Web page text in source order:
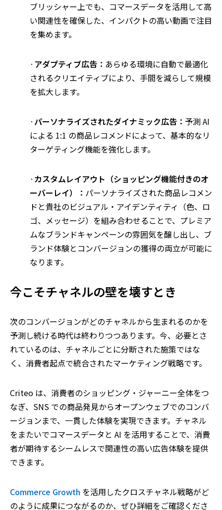
ブリッシャー上でも、コマースデータを活用して高
い関連性を確保した、インパクトの高い動画で注目
を集めます。
· アダプティブ広告： あらゆる環境に自動で最適化
されるクリエイティブにより、手間を減らして規模
を拡大します。
· パーソナライズされたダイナミック広告： 予測 AI
による 1:1 の商品レコメンドによって、基本的なリ
ターゲティング機能を強化します。
· カスタムレイアウト（ショッピング機能付きのオ
ーバーレイ）： パーソナライズされた商品レコメン
ドと貴社のビジュアル・アイデンティティ（色、ロ
ゴ、メッセージ）を組み合わせることで、プレミア
ムなブランドキャンペーンの雰囲気を醸し出し、ブ
ランド体験とコンバージョンの獲得の両立が可能に
なります。
今こそチャネルの壁を壊すとき
次のコンバージョンがどのチャネルから生まれるのかを
予測し続ける時代は終わりつつあります。今、必要とさ
れているのは、チャネルごとに分断された施策ではな
く、消費者起点で統合されたマーケティング戦略です。
Criteo は、消費者のショッピング・ジャーニー全体をつ
なぎ、SNS での商品発見からオープンウェブでのコンバ
ージョンまで、一貫した体験を実現できます。チャネル
をまたいでコマースデータと AI を活用することで、消費
者が期待するシームレスで関連性の高い広告体験を提供
できます。
Commerce Growth を活用したクロスチャネル戦略がど
のように成果につながるのか、ぜひ詳細をご確認くださ